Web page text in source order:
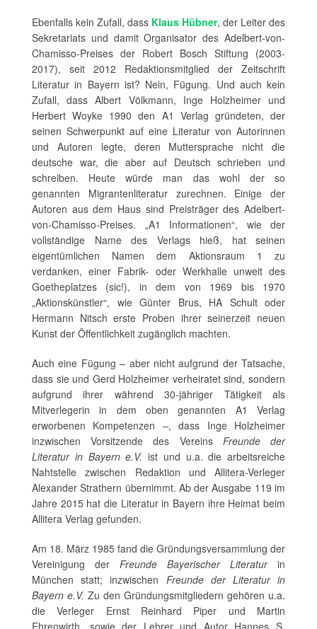
Ebenfalls kein Zufall, dass Klaus Hübner, der Leiter des
Sekretariats und damit Organisator des Adelbert-von-
Chamisso-Preises der Robert Bosch Stiftung (2003-
2017), seit 2012 Redaktionsmitglied der Zeitschrift
Literatur in Bayern ist? Nein, Fügung. Und auch kein
Zufall, dass Albert Völkmann, Inge Holzheimer und
Herbert Woyke 1990 den A1 Verlag gründeten, der
seinen Schwerpunkt auf eine Literatur von Autorinnen
und Autoren legte, deren Muttersprache nicht die
deutsche war, die aber auf Deutsch schrieben und
schreiben. Heute würde man das wohl der so
genannten Migrantenliteratur zurechnen. Einige der
Autoren aus dem Haus sind Preisträger des Adelbert-
von-Chamisso-Preises. „A1 Informationen“, wie der
vollständige Name des Verlags hieß, hat seinen
eigentümlichen Namen dem Aktionsraum 1 zu
verdanken, einer Fabrik- oder Werkhalle unweit des
Goetheplatzes (sic!), in dem von 1969 bis 1970
„Aktionskünstler“, wie Günter Brus, HA Schult oder
Hermann Nitsch erste Proben ihrer seinerzeit neuen
Kunst der Öffentlichkeit zugänglich machten.
Auch eine Fügung – aber nicht aufgrund der Tatsache,
dass sie und Gerd Holzheimer verheiratet sind, sondern
aufgrund ihrer während 30-jähriger Tätigkeit als
Mitverlegerin in dem oben genannten A1 Verlag
erworbenen Kompetenzen –, dass Inge Holzheimer
inzwischen Vorsitzende des Vereins Freunde der
Literatur in Bayern e.V. ist und u.a. die arbeitsreiche
Nahtstelle zwischen Redaktion und Allitera-Verleger
Alexander Strathern übernimmt. Ab der Ausgabe 119 im
Jahre 2015 hat die Literatur in Bayern ihre Heimat beim
Allitera Verlag gefunden.
Am 18. März 1985 fand die Gründungsversammlung der
Vereinigung der Freunde Bayerischer Literaturin
München statt; inzwischen Freunde der Literatur in
Bayern e.V. Zu den Gründungsmitgliedern gehören u.a.
die Verleger Ernst Reinhard Piper und Martin
Ehrenwirth, sowie der Lehrer und Autor Hannes S.